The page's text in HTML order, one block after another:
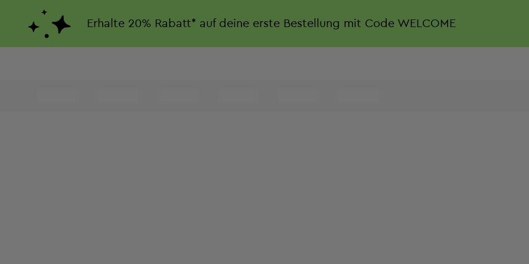
Erhalte 20% Rabatt* auf deine erste Bestellung mit Code WELCOME